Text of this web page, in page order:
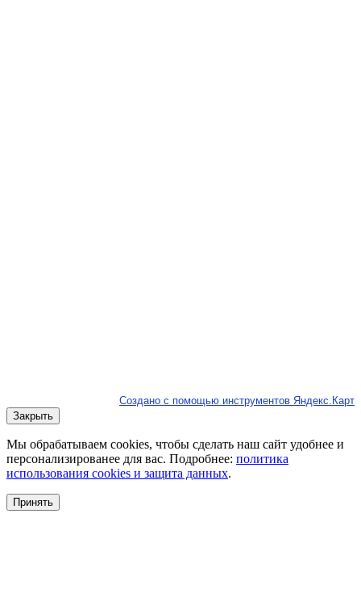
Создано с помощью инструментов Яндекс.Карт
Закрыть
Мы обрабатываем cookies, чтобы сделать наш сайт удобнее и
персонализированее для вас. Подробнее: политика
использования cookies и защита данных.
Принять